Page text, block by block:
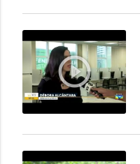
play_circle_outline